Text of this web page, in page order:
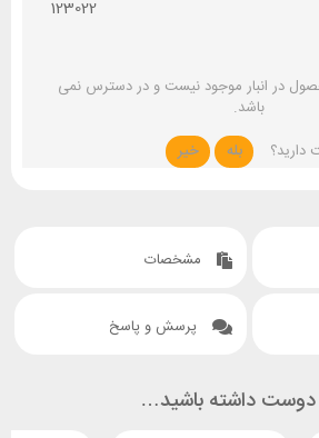
123022
در انبار موجود نیست و در دسترس نمی
باشد.
دارید؟
بله خیر
مشخصات
پرسش و پاسخ
داشته باشید…